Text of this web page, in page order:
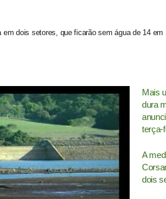
em dois setores, que ficarão sem água de 14
Mais
dura
terça-
A
dois